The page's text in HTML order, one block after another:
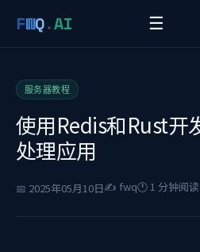
FWQ.AI ☰
服务器教程
使用Redis和Rust开
处理应用
📅 2025年05月10日✍️ fwq🕐 1 分钟阅读